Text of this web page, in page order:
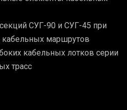
СУГ-90 и СУГ-45 при
маршрутов
кабельных лотков серии
трасс